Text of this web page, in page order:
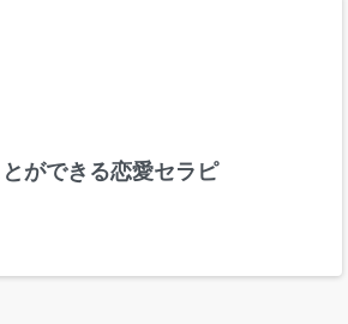
ができる恋愛セラピ